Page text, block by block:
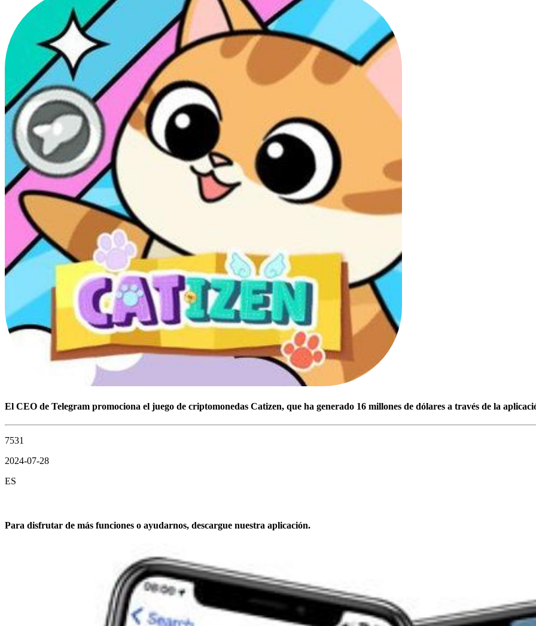
El CEO de Telegram promociona el juego de criptomonedas Catizen, que ha generado 16 millones de dólares a través de la
7531
2024-07-28
ES
Para disfrutar de más funciones o ayudarnos, descargue nuestra aplicación.